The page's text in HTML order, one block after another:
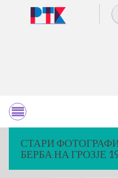
СТАРИ
БЕРБА НА ГРОЗЈЕ